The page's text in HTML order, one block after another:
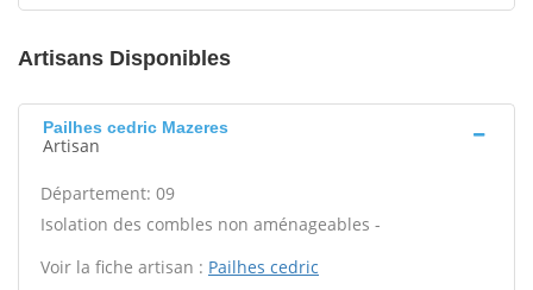
Artisans Disponibles
Pailhes cedric Mazeres
Artisan
Département: 09
Isolation des combles non aménageables -
Voir la fiche artisan : Pailhes cedric